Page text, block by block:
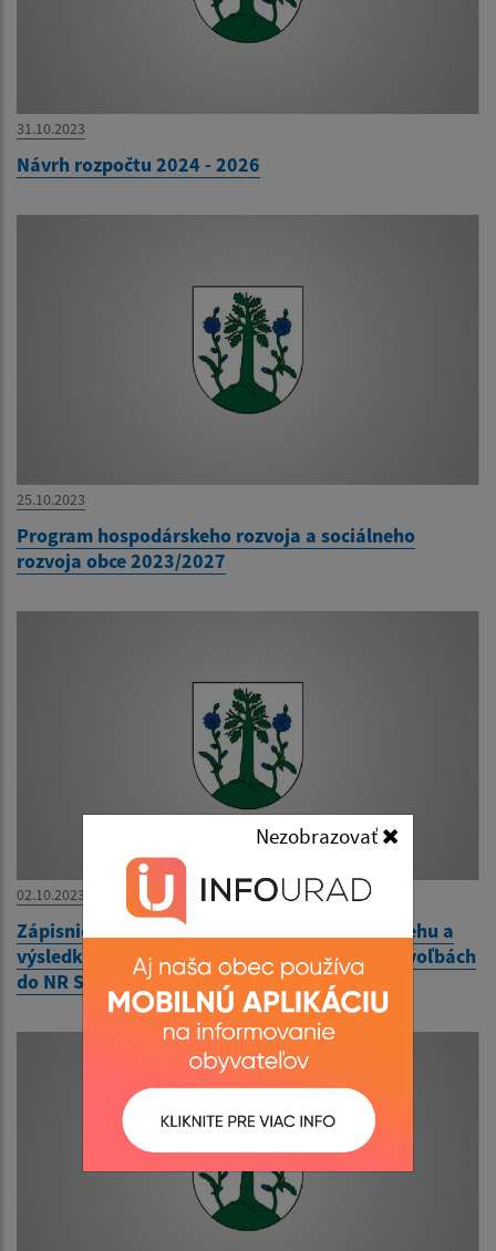
Nezobrazovať
31.10.2023
Návrh rozpočtu 2024 - 2026
25.10.2023
Program hospodárskeho rozvoja a sociálneho
rozvoja obce 2023/2027
02.10.2023
Zápisnica okrskovej volebnej komisie o priebehu a
výsledku hlasovania vo volebnom okrsku vo voľbách
do NR SR 30.9.2023